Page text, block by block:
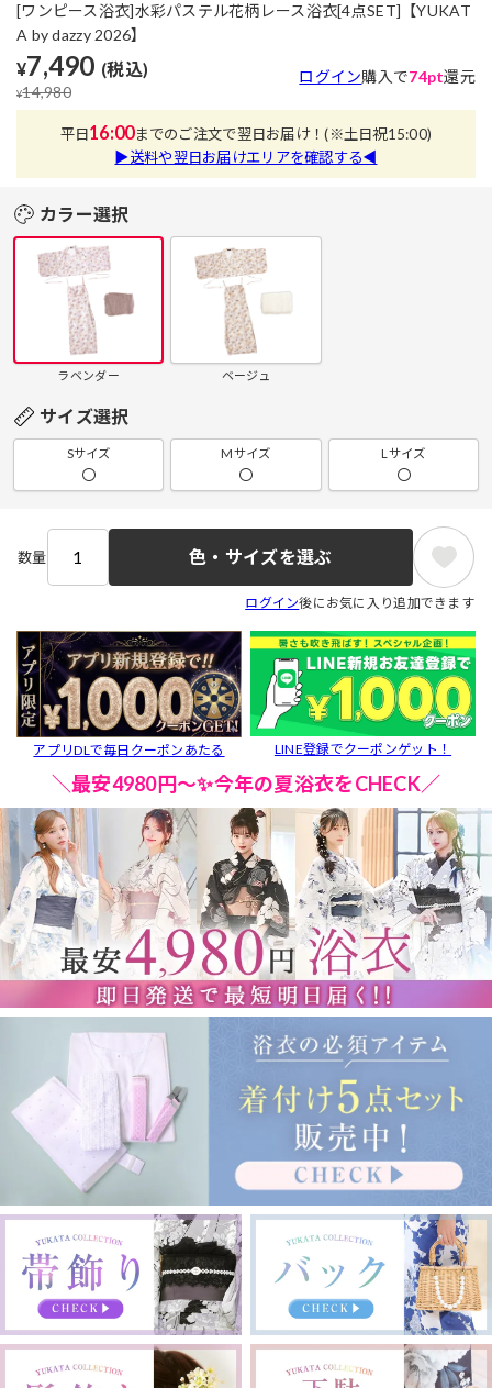
[ワンピース浴衣]水彩パステル花柄レース浴衣[4点SET]【YUKAT
A by dazzy 2026】
¥7,490 (税込)
¥14,980
ログイン購入で74pt還元
平日16:00までのご注文で翌日お届け！(※土日祝15:00)
▶送料や翌日お届けエリアを確認する◀
カラー選択
ラベンダー ベージュ
サイズ選択
Sサイズ
〇
Mサイズ
〇
Lサイズ
〇
数量 色・サイズを選ぶ
ログイン後にお気に入り追加できます
アプリDLで毎日クーポンあたる LINE登録でクーポンゲット！
＼最安4980円～✨今年の夏浴衣をCHECK／